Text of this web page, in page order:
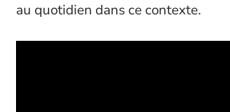
au quotidien dans ce contexte.